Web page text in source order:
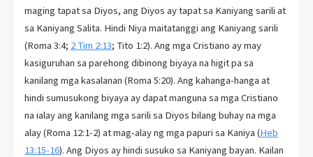
maging tapat sa Diyos, ang Diyos ay tapat sa Kaniyang sarili at
sa Kaniyang Salita. Hindi Niya maitatanggi ang Kaniyang sarili
(Roma 3:4; 2 Tim 2:13; Tito 1:2). Ang mga Cristiano ay may
kasiguruhan sa parehong dibinong biyaya na higit pa sa
kanilang mga kasalanan (Roma 5:20). Ang kahanga-hanga at
hindi sumusukong biyaya ay dapat manguna sa mga Cristiano
na ialay ang kanilang mga sarili sa Diyos bilang buhay na mga
alay (Roma 12:1-2) at mag-alay ng mga papuri sa Kaniya (Heb
13:15-16). Ang Diyos ay hindi susuko sa Kaniyang bayan. Kailan